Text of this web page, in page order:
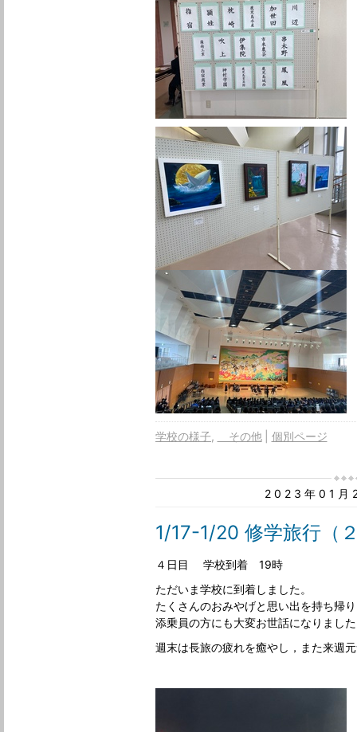
学校の様子 その他 個別ページ
2023年01月
1/17-1/20 修学旅行（
４日目 学校到着 19時
ただいま学校に到着しました。
たくさんのおみやげと思い出を持ち帰
添乗員の方にも大変お世話になりまし
週末は長旅の疲れを癒やし，また来週